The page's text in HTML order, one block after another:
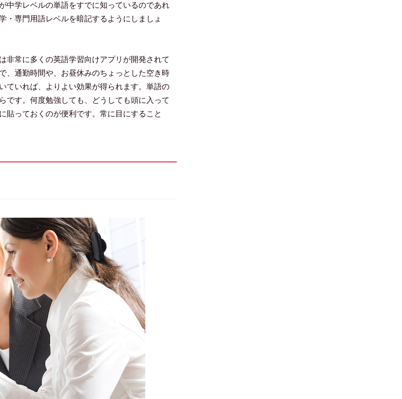
中学レベルの単語をすでに知っているのであれ
・専門用語レベルを暗記するようにしましょ
非常に多くの英語学習向けアプリが開発されて
、通勤時間や、お昼休みのちょっとした空き時
ていれば、よりよい効果が得られます。単語の
です。何度勉強しても、どうしても頭に入って
貼っておくのが便利です。常に目にすること